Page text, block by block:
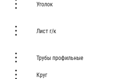
Уголок
Лист г/к
Трубы профильные
Круг